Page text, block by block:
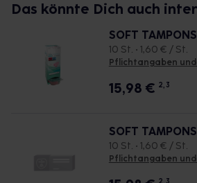
Das könnte Dich auch
SOFT
10 St. • 1,60 € / St.
Pflichtangaben
15,98 € 2, 3
SOFT
10 St. • 1,60 € / St.
Pflichtangaben
2, 3